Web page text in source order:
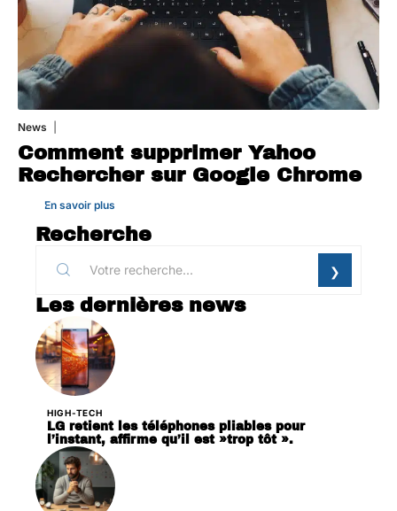
News
Comment supprimer Yahoo
Rechercher sur Google Chrome
En savoir plus
Recherche
Les dernières news
HIGH-TECH
LG retient les téléphones pliables pour
l’instant, affirme qu’il est »trop tôt ».